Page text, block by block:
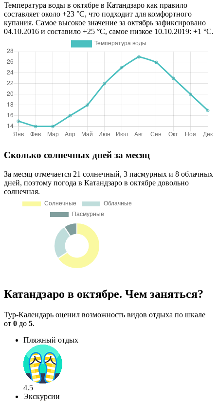
Температура воды в октябре в Катандзаро как правило
составляет около +23 °C, что подходит для комфортного
купания. Самое высокое значение за октябрь зафиксировано
04.10.2016 и составило +25 °C, самое низкое 10.10.2019: +1 °C.
Сколько солнечных дней за месяц
За месяц отмечается 21 солнечный, 3 пасмурных и 8 облачных
дней, поэтому погода в Катандзаро в октябре довольно
солнечная.
Катандзаро в октябре. Чем заняться?
Тур-Календарь оценил возможность видов отдыха по шкале
от 0 до 5.
Пляжный отдых
4.5
Экскурсии